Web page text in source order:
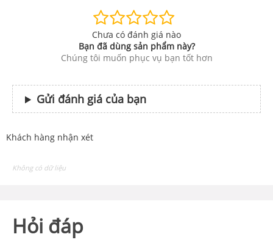
Chưa có đánh giá nào
Bạn đã dùng sản phẩm này?
Chúng tôi muốn phục vụ bạn tốt hơn
Gửi đánh giá của bạn
Khách hàng nhận xét
Không có dữ liệu
Hỏi đáp